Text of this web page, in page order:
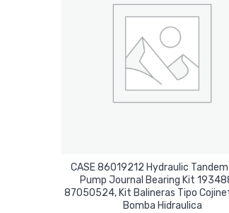
CASE 86019212 Hydraulic
Pump Journal Bearing Kit
87050524, Kit Balineras Tipo
Bomba Hidraulica
Leer Más